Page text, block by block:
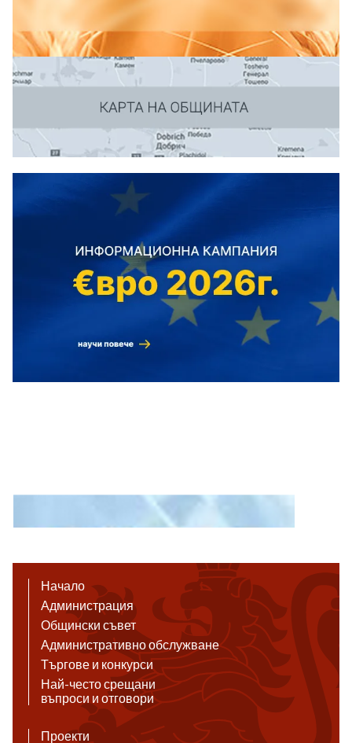
Начало
Администрация
Общински съвет
Административно обслужване
Търгове и конкурси
Най-често срещани
въпроси и отговори
Проекти